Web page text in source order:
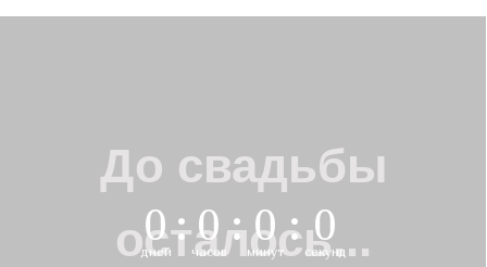
До свадьбы
осталось...
0
дней
: 0
часов
: 0
минут
: 0
секунд